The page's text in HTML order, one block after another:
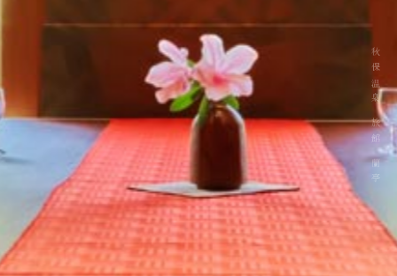
秋保温泉 旅館 蘭亭